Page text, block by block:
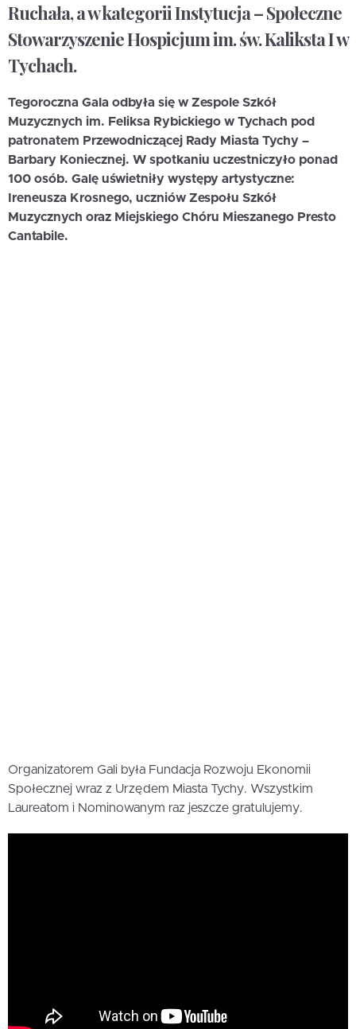
Ruchała, a w kategorii Instytucja – Społeczne
Stowarzyszenie Hospicjum im. św. Kaliksta I w
Tychach.
Tegoroczna Gala odbyła się w Zespole Szkół
Muzycznych im. Feliksa Rybickiego w Tychach pod
patronatem Przewodniczącej Rady Miasta Tychy –
Barbary Koniecznej. W spotkaniu uczestniczyło ponad
100 osób. Galę uświetniły występy artystyczne:
Ireneusza Krosnego, uczniów Zespołu Szkół
Muzycznych oraz Miejskiego Chóru Mieszanego Presto
Cantabile.
Organizatorem Gali była Fundacja Rozwoju Ekonomii
Społecznej wraz z Urzędem Miasta Tychy. Wszystkim
Laureatom i Nominowanym raz jeszcze gratulujemy.